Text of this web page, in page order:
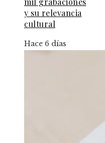
y su relevancia
cultural
Hace 6 días